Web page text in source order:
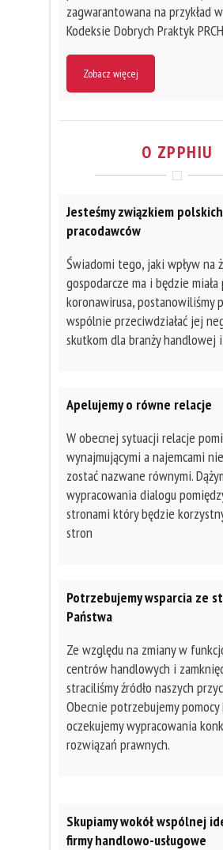
zagwarantowana na przykład
Kodeksie Dobrych Praktyk
Zobacz więcej
O ZPPHIU
Jesteśmy związkiem polskich
pracodawców
Świadomi tego, jaki wpływ na
gospodarcze ma i będzie miała
koronawirusa, postanowiliśmy
wspólnie przeciwdziałać jej
skutkom dla branży handlowej i
Apelujemy o równe relacje
W obecnej sytuacji relacje
wynajmującymi a najemcami
zostać nazwane równymi.
wypracowania dialogu
stronami który będzie
stron
Potrzebujemy wsparcia ze
Państwa
Ze względu na zmiany w
centrów handlowych i
straciliśmy źródło naszych
Obecnie potrzebujemy pomocy
oczekujemy wypracowania
rozwiązań prawnych.
Skupiamy wokół wspólnej
firmy handlowo-usługowe